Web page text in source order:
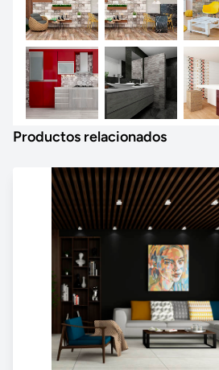
Productos relacionados